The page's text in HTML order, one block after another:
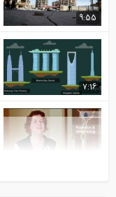
9:55
7:16